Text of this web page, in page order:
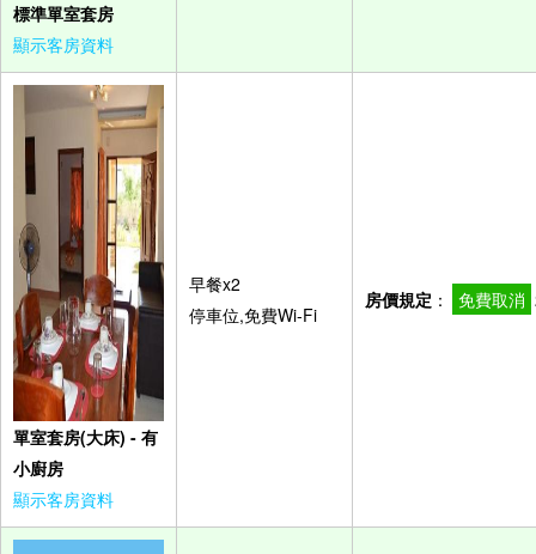
標準單室套房
顯示客房資料
單室套房(大床) - 有
小廚房
顯示客房資料
早餐x2
停車位,免費Wi-Fi
房價規定 ： 免費取消